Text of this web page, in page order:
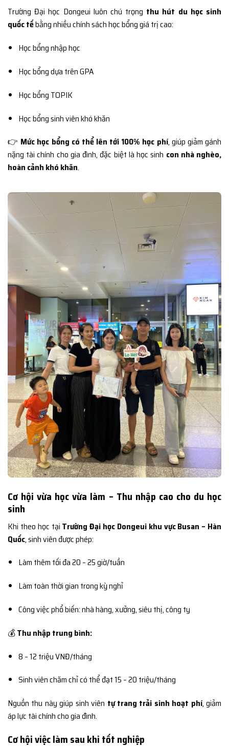
Trường Đại học Dongeui luôn chú trọng thu hút du học sinh
quốc tếbằng nhiều chính sách học bổng giá trị cao:
Học bổng nhập học
Học bổng dựa trên GPA
Học bổng TOPIK
Học bổng sinh viên khó khăn
👉 Mức học bổng có thể lên tới 100% học phí, giúp giảm gánh
nặng tài chính cho gia đình, đặc biệt là học sinh con nhà nghèo,
hoàn cảnh khó khăn.
Cơ hội vừa học vừa làm – Thu nhập cao cho du học
sinh
Khi theo học tại Trường Đại học Dongeui khu vực Busan – Hàn
Quốc, sinh viên được phép:
Làm thêm tối đa 20 – 25 giờ/tuần
Làm toàn thời gian trong kỳ nghỉ
Công việc phổ biến: nhà hàng, xưởng, siêu thị, công ty
💰Thu nhập trung bình:
8 – 12 triệu VNĐ/tháng
Sinh viên chăm chỉ có thể đạt 15 – 20 triệu/tháng
Nguồn thu này giúp sinh viên tự trang trải sinh hoạt phí, giảm
áp lực tài chính cho gia đình.
Cơ hội việc làm sau khi tốt nghiệp